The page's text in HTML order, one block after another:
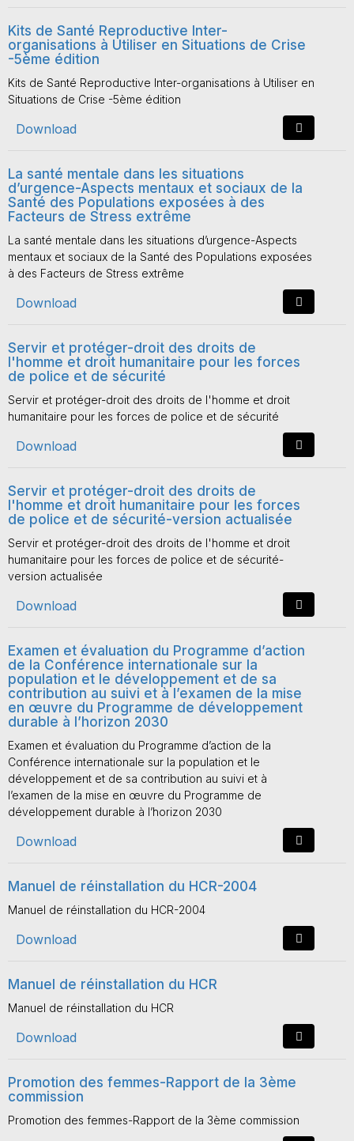
Kits de Santé Reproductive Inter-
organisations à Utiliser en Situations de Crise
-5ème édition
Kits de Santé Reproductive Inter-organisations à Utiliser en
Situations de Crise -5ème édition
Download
La santé mentale dans les situations
d’urgence-Aspects mentaux et sociaux de la
Santé des Populations exposées à des
Facteurs de Stress extrême
La santé mentale dans les situations d’urgence-Aspects
mentaux et sociaux de la Santé des Populations exposées
à des Facteurs de Stress extrême
Download
Servir et protéger-droit des droits de
l'homme et droit humanitaire pour les forces
de police et de sécurité
Servir et protéger-droit des droits de l'homme et droit
humanitaire pour les forces de police et de sécurité
Download
Servir et protéger-droit des droits de
l'homme et droit humanitaire pour les forces
de police et de sécurité-version actualisée
Servir et protéger-droit des droits de l'homme et droit
humanitaire pour les forces de police et de sécurité-
version actualisée
Download
Examen et évaluation du Programme d’action
de la Conférence internationale sur la
population et le développement et de sa
contribution au suivi et à l’examen de la mise
en œuvre du Programme de développement
durable à l’horizon 2030
Examen et évaluation du Programme d’action de la
Conférence internationale sur la population et le
développement et de sa contribution au suivi et à
l’examen de la mise en œuvre du Programme de
développement durable à l’horizon 2030
Download
Manuel de réinstallation du HCR-2004
Manuel de réinstallation du HCR-2004
Download
Manuel de réinstallation du HCR
Manuel de réinstallation du HCR
Download
Promotion des femmes-Rapport de la 3ème
commission
Promotion des femmes-Rapport de la 3ème commission